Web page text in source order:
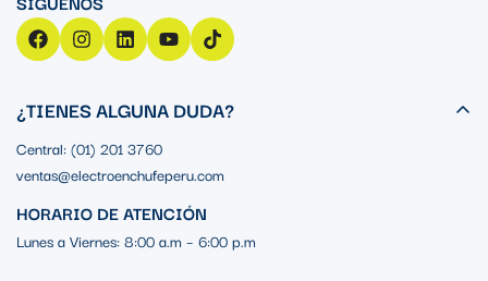
¿TIENES ALGUNA DUDA?
Central: (01) 201 3760
ventas@electroenchufeperu.com
HORARIO DE ATENCIÓN
Lunes a Viernes: 8:00 a.m – 6:00 p.m